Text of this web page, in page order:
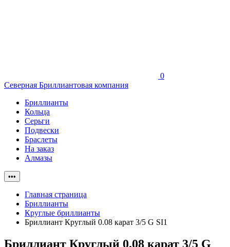
0
Северная Бриллиантовая компания
Бриллианты
Кольца
Серьги
Подвески
Браслеты
На заказ
Алмазы
•••
Главная страница
Бриллианты
Круглые бриллианты
Бриллиант Круглый 0.08 карат 3/5 G SI1
Бриллиант Круглый 0.08 карат 3/5 G